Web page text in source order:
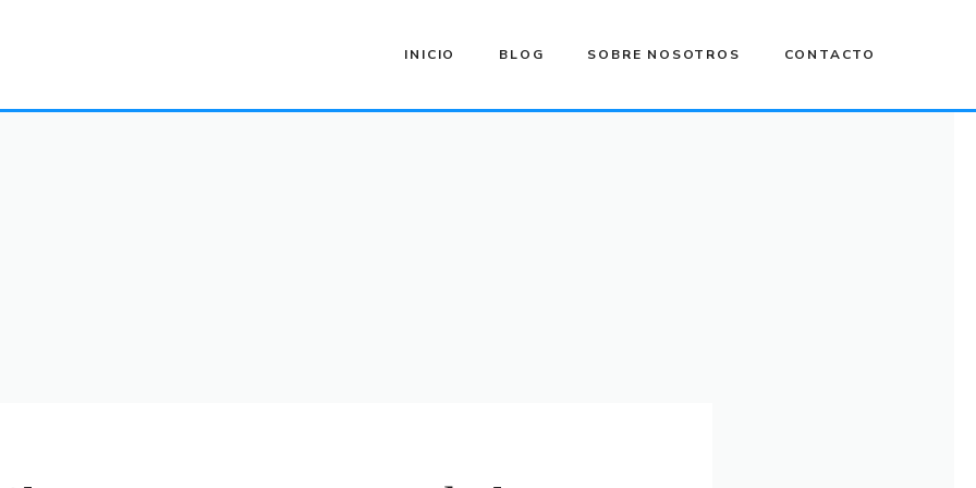
INICIO BLOG SOBRE NOSOTROS CONTACTO